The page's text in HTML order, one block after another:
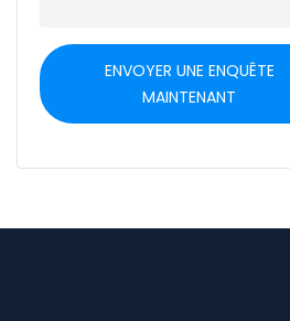
ENVOYER UNE ENQUÊTE
MAINTENANT